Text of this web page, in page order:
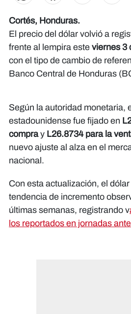
Cortés, Honduras.
El precio del dólar volvió a
frente al lempira este viernes 3
con el tipo de cambio de
Banco Central de Honduras
Según la autoridad monetaria,
estadounidense fue fijado en
compray L26.8734 para la
nuevo ajuste al alza en el
nacional.
Con esta actualización, el
tendencia de incremento
últimas semanas, registrando v
los reportados en jornadas